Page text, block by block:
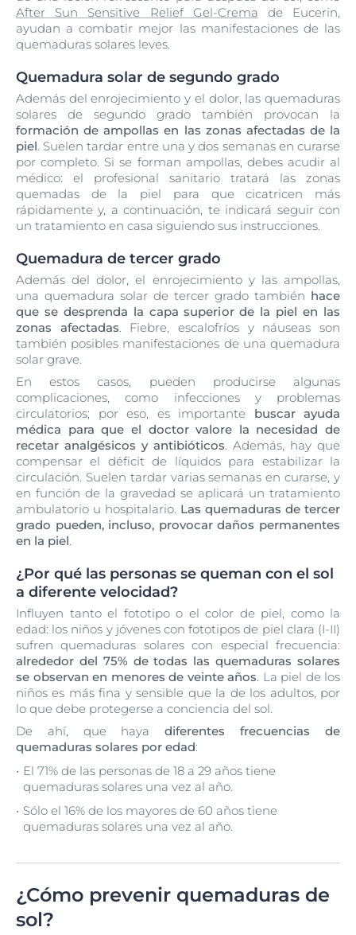
After Sun Sensitive Relief Gel-Crema de Eucerin,
ayudan a combatir mejor las manifestaciones de las
quemaduras solares leves.
Quemadura solar de segundo grado
Además del enrojecimiento y el dolor, las quemaduras
solares de segundo grado también provocan la
formación de ampollas en las zonas afectadas de la
piel. Suelen tardar entre una y dos semanas en curarse
por completo. Si se forman ampollas, debes acudir al
médico: el profesional sanitario tratará las zonas
quemadas de la piel para que cicatricen más
rápidamente y, a continuación, te indicará seguir con
un tratamiento en casa siguiendo sus instrucciones.
Quemadura de tercer grado
Además del dolor, el enrojecimiento y las ampollas,
una quemadura solar de tercer grado también hace
que se desprenda la capa superior de la piel en las
zonas afectadas. Fiebre, escalofríos y náuseas son
también posibles manifestaciones de una quemadura
solar grave.
En estos casos, pueden producirse algunas
complicaciones, como infecciones y problemas
circulatorios; por eso, es importante buscar ayuda
médica para que el doctorvalore la necesidad de
recetar analgésicos y antibióticos. Además, hay que
compensar el déficit de líquidos para estabilizar la
circulación. Suelen tardar varias semanas en curarse, y
en función de la gravedad se aplicará un tratamiento
ambulatorio u hospitalario. Las quemaduras de tercer
grado pueden, incluso, provocar daños permanentes
en la piel.
¿Por qué las personas se queman con el sol
a diferente velocidad?
Influyen tanto el fototipo o el color de piel, como la
edad: los niños y jóvenes con fototipos de piel clara (I-II)
sufren quemaduras solares con especial frecuencia:
alrededor del 75% de todas las quemaduras solares
se observan en menores de veinte años. La piel de los
niños es más fina y sensible que la de los adultos, por
lo que debe protegerse a conciencia del sol.
De ahí, que hayadiferentes frecuencias de
quemaduras solares por edad:
El 71% de las personas de 18 a 29 años tiene
quemaduras solares una vez al año.
Sólo el 16% de los mayores de 60 años tiene
quemaduras solares una vez al año.
¿Cómo prevenir quemaduras de
sol?